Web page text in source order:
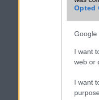
Opted
Google
I want
web or
I want